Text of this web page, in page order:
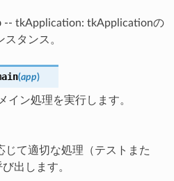
-- tkApplication: tkApplicationの
スタンス。
(app)
イン処理を実行します。
じて適切な処理（テストまた
出します。